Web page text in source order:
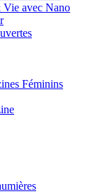
avec Nano
Féminins